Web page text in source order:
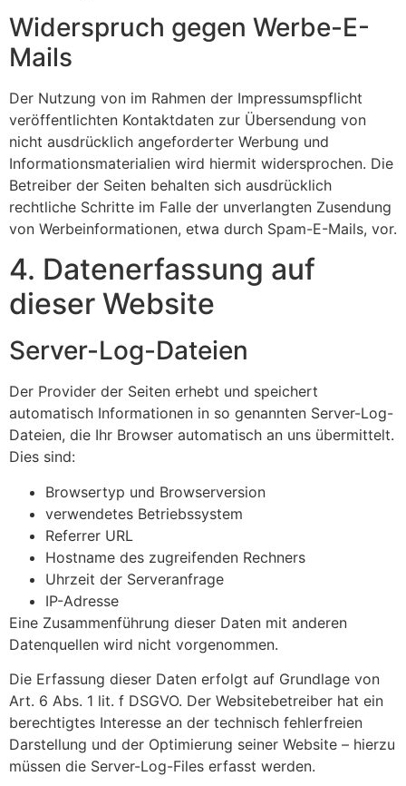
Widerspruch gegen Werbe-E-
Mails
Der Nutzung von im Rahmen der Impressumspflicht
veröffentlichten Kontaktdaten zur Übersendung von
nicht ausdrücklich angeforderter Werbung und
Informationsmaterialien wird hiermit widersprochen. Die
Betreiber der Seiten behalten sich ausdrücklich
rechtliche Schritte im Falle der unverlangten Zusendung
von Werbeinformationen, etwa durch Spam-E-Mails, vor.
4. Datenerfassung auf
dieser Website
Server-Log-Dateien
Der Provider der Seiten erhebt und speichert
automatisch Informationen in so genannten Server-Log-
Dateien, die Ihr Browser automatisch an uns übermittelt.
Dies sind:
Browsertyp und Browserversion
verwendetes Betriebssystem
Referrer URL
Hostname des zugreifenden Rechners
Uhrzeit der Serveranfrage
IP-Adresse
Eine Zusammenführung dieser Daten mit anderen
Datenquellen wird nicht vorgenommen.
Die Erfassung dieser Daten erfolgt auf Grundlage von
Art. 6 Abs. 1 lit. f DSGVO. Der Websitebetreiber hat ein
berechtigtes Interesse an der technisch fehlerfreien
Darstellung und der Optimierung seiner Website – hierzu
müssen die Server-Log-Files erfasst werden.